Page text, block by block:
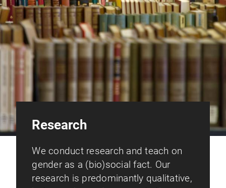
Research
We conduct research and teach on
gender as a (bio)social fact. Our
research is predominantly qualitative,